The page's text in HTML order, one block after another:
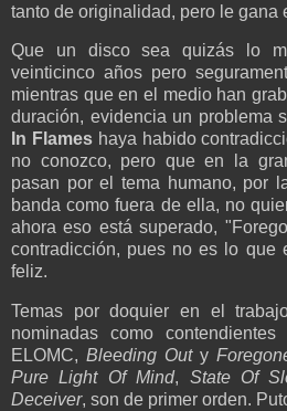
tanto de originalidad, pero le gana
Que un disco sea quizás lo
veinticinco años pero
mientras que en el medio han
duración, evidencia un problema
In Flameshaya habido
no conozco, pero que en la
pasan por el tema humano, por
banda como fuera de ella, no
ahora eso está superado,
contradicción, pues no es lo que
feliz.
Temas por doquier en el
nominadas como
ELOMC, Bleeding Outy
Pure Light Of Mind, State Of
Deceiver, son de primer orden.